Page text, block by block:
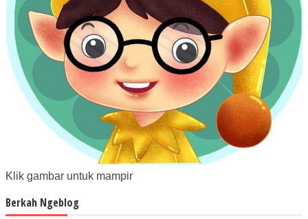
Klik gambar untuk mampir
Berkah Ngeblog